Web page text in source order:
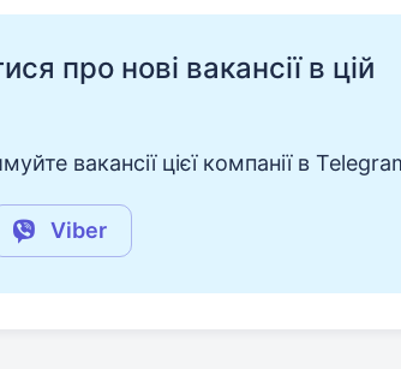
про нові вакансії в цій
вакансії цієї компанії в
Viber